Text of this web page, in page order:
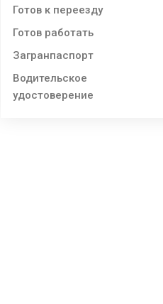
Готов к переезду
Готов работать
Загранпаспорт
Водительское
удостоверение